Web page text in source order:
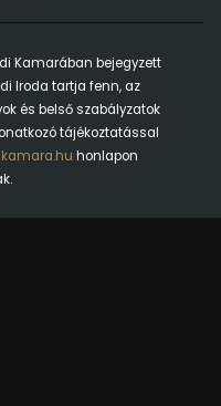
Kamarában bejegyzett
Iroda tartja fenn, az
és belső szabályzatok
tájékoztatással
honlapon